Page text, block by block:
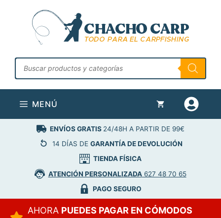
contenido
Búsqueda
de
productos
MENÚ
ENVÍOS GRATIS 24/48H A PARTIR DE 99€
14 DÍAS DE GARANTÍA DE DEVOLUCIÓN
TIENDA FÍSICA
ATENCIÓN PERSONALIZADA627 48 70 65
PAGO SEGURO
AHORA PUEDES PAGAR EN CÓMODOS